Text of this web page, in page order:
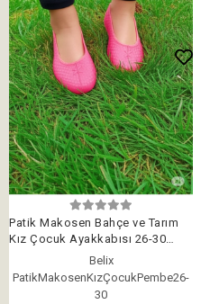
Patik Makosen Bahçe ve Tarım
Kız Çocuk Ayakkabısı 26-30
Belix
PatikMakosenKızÇocukPembe26-
30